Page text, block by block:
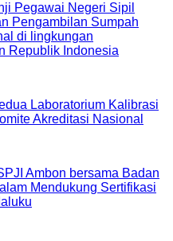
Pegawai Negeri Sipil
Pengambilan Sumpah
di lingkungan
Republik Indonesia
Laboratorium Kalibrasi
Akreditasi Nasional
Ambon bersama Badan
Mendukung Sertifikasi